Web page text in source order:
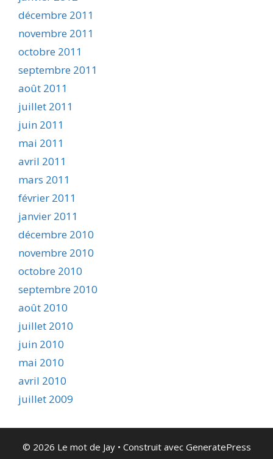
décembre 2011
novembre 2011
octobre 2011
septembre 2011
août 2011
juillet 2011
juin 2011
mai 2011
avril 2011
mars 2011
février 2011
janvier 2011
décembre 2010
novembre 2010
octobre 2010
septembre 2010
août 2010
juillet 2010
juin 2010
mai 2010
avril 2010
juillet 2009
© 2026 Le mot de Jay• Construit avec GeneratePress